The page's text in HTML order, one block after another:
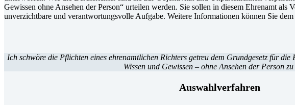
Gewissen ohne Ansehen der Person“ urteilen werden. Sie sollen in diesem Ehrenamt
unverzichtbare und verantwortungsvolle Aufgabe. Weitere Informationen können Sie dem
Ich schwöre die Pflichten eines ehrenamtlichen Richters getreu dem Grundgesetz für
Wissen und Gewissen – ohne Ansehen der Person
Auswahlverfahren